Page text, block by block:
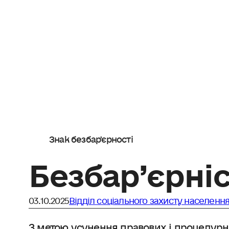
Знак безбар'єрності
03.10.2025Відділ соціального захисту населення
З метою ycyнення правових i